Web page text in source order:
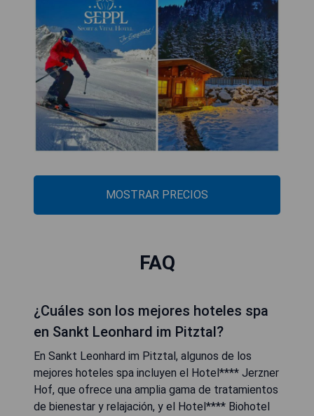
MOSTRAR PRECIOS
FAQ
¿Cuáles son los mejores hoteles spa
en Sankt Leonhard im Pitztal?
En Sankt Leonhard im Pitztal, algunos de los
mejores hoteles spa incluyen el Hotel**** Jerzner
Hof, que ofrece una amplia gama de tratamientos
de bienestar y relajación, y el Hotel**** Biohotel